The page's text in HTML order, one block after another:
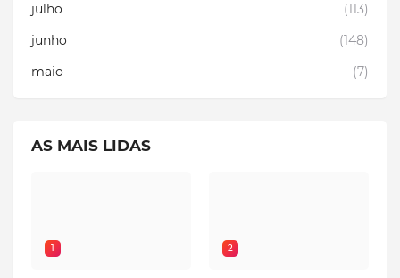
julho
(113)
junho
(148)
maio
(7)
AS MAIS LIDAS
1 2